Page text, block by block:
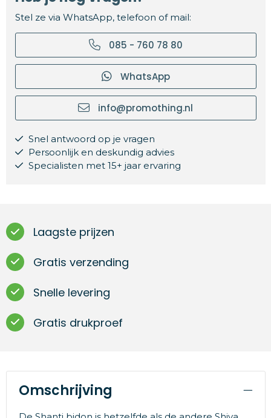
Stel ze via WhatsApp, telefoon of mail:
085 - 760 78 80
WhatsApp
info@promothing.nl
Snel antwoord op je vragen
Persoonlijk en deskundig advies
Specialisten met 15+ jaar ervaring
Laagste prijzen
Gratis verzending
Snelle levering
Gratis drukproef
Omschrijving